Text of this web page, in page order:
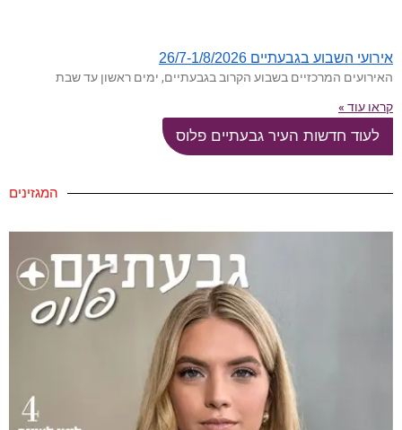
אירועי השבוע בגבעתיים 26/7-1/8/2026
האירועים המרכזיים בשבוע הקרוב בגבעתיים, ימים ראשון עד שבת
קראו עוד »
לעוד חדשות העיר גבעתיים פלוס
המגזינים